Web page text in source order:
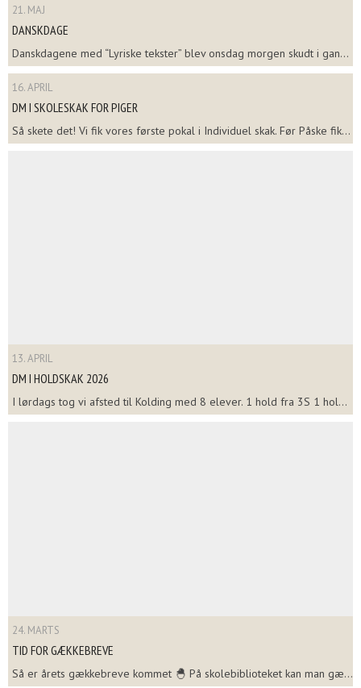
21. MAJ
DANSKDAGE
Danskdagene med “Lyriske tekster” blev onsdag morgen skudt i gan...
16. APRIL
DM I SKOLESKAK FOR PIGER
Så skete det! Vi fik vores første pokal i Individuel skak. Før Påske fik...
13. APRIL
DM I HOLDSKAK 2026
I lørdags tog vi afsted til Kolding med 8 elever. 1 hold fra 3S 1 hol...
24. MARTS
TID FOR GÆKKEBREVE
Så er årets gækkebreve kommet 🐣 På skolebiblioteket kan man gæ...